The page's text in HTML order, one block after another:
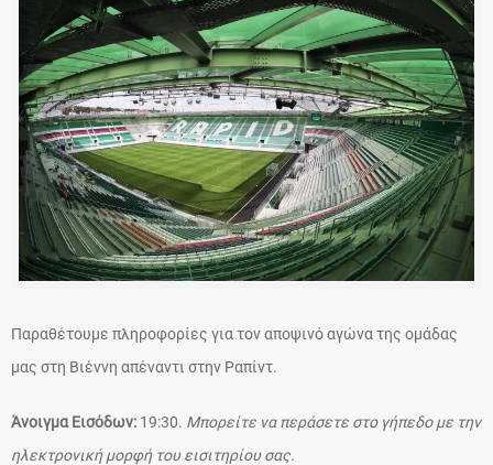
Παραθέτουμε πληροφορίες για τον αποψινό αγώνα της ομάδας
μας στη Βιέννη απέναντι στην Ραπίντ.
Άνοιγμα Εισόδων: 19:30. Μπορείτε να περάσετε στο γήπεδο με την
ηλεκτρονική μορφή του εισιτηρίου σας.